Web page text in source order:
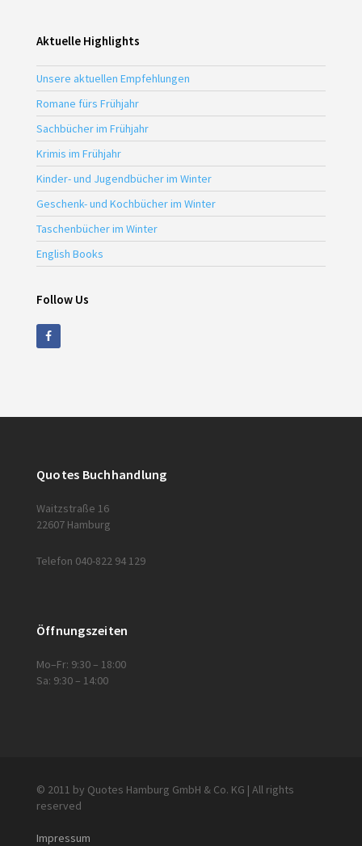
Aktuelle Highlights
Unsere aktuellen Empfehlungen
Romane fürs Frühjahr
Sachbücher im Frühjahr
Krimis im Frühjahr
Kinder- und Jugendbücher im Winter
Geschenk- und Kochbücher im Winter
Taschenbücher im Winter
English Books
Follow Us
Quotes Buchhandlung
Waitzstraße 16
22607 Hamburg
Telefon 040-822 94 129
Öffnungszeiten
Mo–Fr: 9:30 – 18:00
Sa: 9:30 – 14:00
© 2011 by Quotes Hamburg GmbH & Co. KG | All rights
reserved
Impressum